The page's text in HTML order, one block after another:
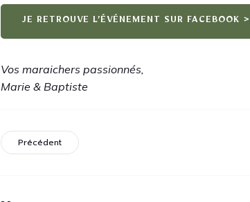
JE RETROUVE L’ÉVÉNEMENT SUR FACEBOOK >
Vos maraichers passionnés,
Marie & Baptiste
Précédent